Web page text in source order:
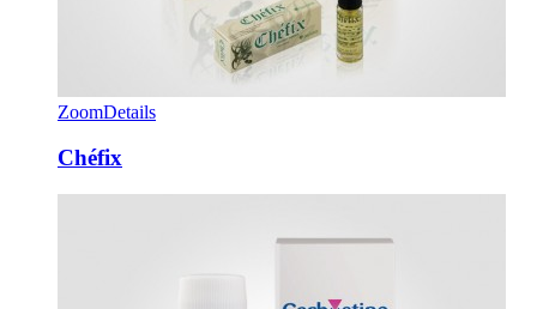
ZoomDetails
Chéfix